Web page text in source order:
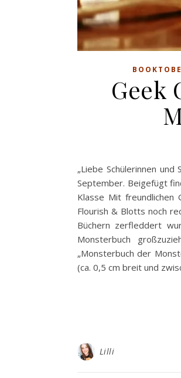
Geek
„Liebe Schülerinnen
September. Beigefügt
Klasse Mit freundlichen
Flourish & Blotts noch
Büchern zerfleddert
Monsterbuch
„Monsterbuch der
(ca. 0,5 cm breit und
Lilli